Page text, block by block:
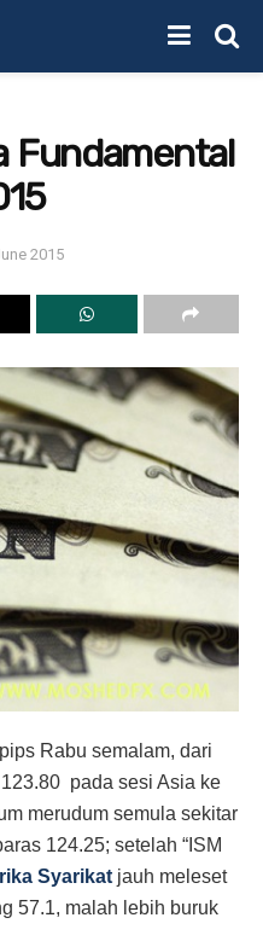
Fundamental
2015
Rabu semalam, dari
pada sesi Asia ke
merudum semula sekitar
124.25; setelah “ISM
Syarikat jauh meleset
57.1, malah lebih buruk